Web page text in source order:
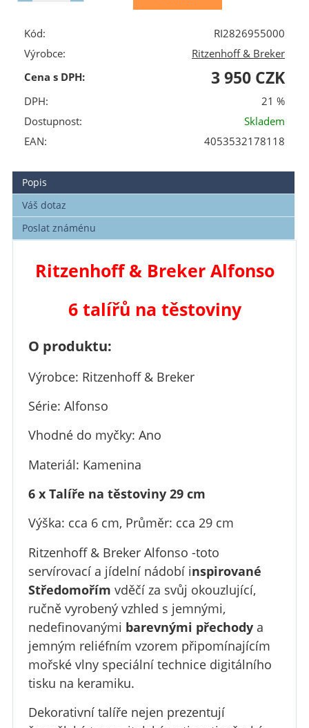
Kód:
RI2826955000
Výrobce:
Ritzenhoff & Breker
Cena s DPH:
3 950 CZK
DPH:
21 %
Dostupnost:
Skladem
EAN:
4053532178118
Popis
Váš dotaz
Poslat známénu
Ritzenhoff & Breker Alfonso
6 talířů na těstoviny
O produktu:
Výrobce: Ritzenhoff & Breker
Série: Alfonso
Vhodné do myčky: Ano
Materiál: Kamenina
6 x Talíře na těstoviny 29 cm
Výška: cca 6 cm, Průměr: cca 29 cm
Ritzenhoff & Breker Alfonso -toto
servírovací a jídelní nádobí inspirované
Středomořím vděčí za svůj okouzlující,
ručně vyrobený vzhled s jemnými,
nedefinovanými barevnými přechodya
jemným reliéfním vzorem připomínajícím
mořské vlny speciální technice digitálního
tisku na keramiku.
Dekorativní talíře nejen prezentují